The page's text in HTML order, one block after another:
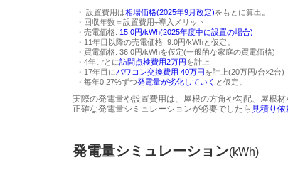
・ 設置費用は相場価格(2025年9月改定)をもとに算出。
・回収年数＝設置費用÷導入メリット
・売電価格: 15.0円/kWh(2025年度中に設置の場合)
・11年目以降の売電価格: 9.0円/kWhと仮定。
・買電価格: 36.0円/kWhを仮定(一般的な家庭の買電価格)
・4年ごとに訪問点検費用2万円を計上
・17年目にパワコン交換費用 40万円を計上(20万円/台×2台)
・毎年0.27%ずつ発電量が劣化していく と仮定。
実際の発電量や設置費用は、屋根の方角や勾配、屋根材
正確な発電量シミュレーションが必要でしたら 見積り依
発電量シミュレーション(kWh)